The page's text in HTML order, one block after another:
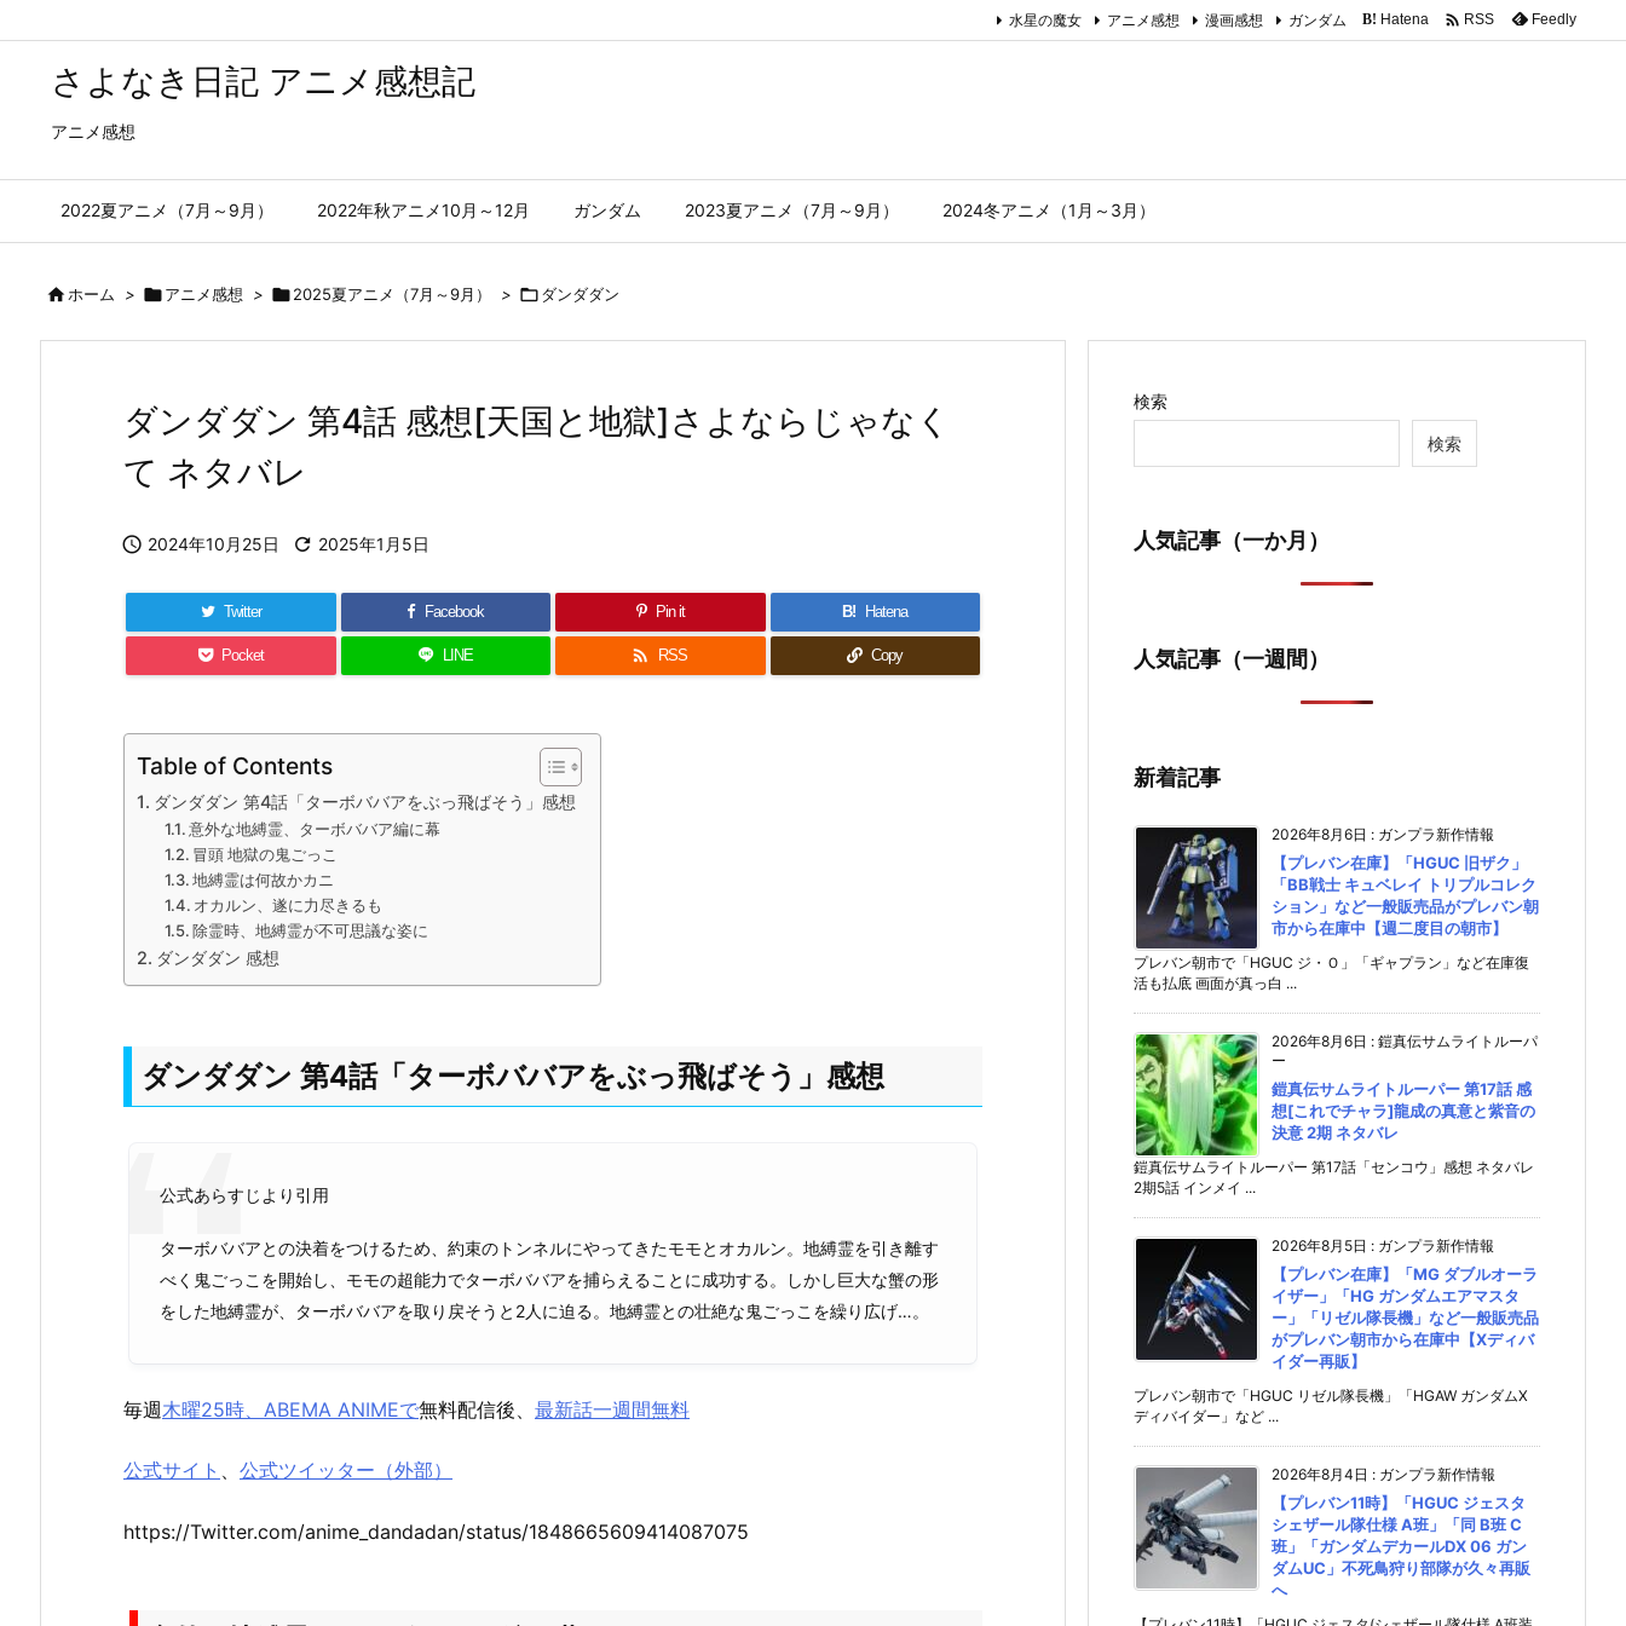
さよなき日記 アニメ感想記
アニメ感想
2022夏アニメ（7月～9月） 2022年秋アニメ10月～12月 ガンダム 2023夏アニメ（7月～9月） 2024冬アニメ（1月～3月）
水星の魔女 アニメ感想 漫画感想 ガンダム B! Hatena  RSS Feedly
ホーム > アニメ感想 > 2025夏アニメ（7月～9月） > ダンダダン
ダンダダン 第4話 感想[天国と地獄]さよならじゃなく
て ネタバレ
 2024年10月25日  2025年1月5日
Twitter Facebook Pin it B! Hatena
Pocket LINE  RSS Copy
Table of Contents
ダンダダン 第4話「ターボババアをぶっ飛ばそう」感想
意外な地縛霊、ターボババア編に幕
冒頭 地獄の鬼ごっこ
地縛霊は何故かカニ
オカルン、遂に力尽きるも
除霊時、地縛霊が不可思議な姿に
ダンダダン 感想
ダンダダン 第4話「ターボババアをぶっ飛ばそう」感想
公式あらすじより引用
ターボババアとの決着をつけるため、約束のトンネルにやってきたモモとオカルン。地縛霊を引き離す
べく鬼ごっこを開始し、モモの超能力でターボババアを捕らえることに成功する。しかし巨大な蟹の形
をした地縛霊が、ターボババアを取り戻そうと2人に迫る。地縛霊との壮絶な鬼ごっこを繰り広げ…。
毎週木曜25時、ABEMA ANIMEで無料配信後、 最新話一週間無料
公式サイト 、 公式ツイッター（外部）
https://Twitter.com/anime_dandadan/status/1848665609414087075
検索
検索
人気記事（一か月）
人気記事（一週間）
新着記事
2026年8月6日 : ガンプラ新作情報
【プレバン在庫】「HGUC 旧ザク」
「BB戦士 キュベレイ トリプルコレク
ション」など一般販売品がプレバン朝
市から在庫中【週二度目の朝市】
プレバン朝市で「HGUC ジ・Ｏ」「ギャプラン」など在庫復
活も払底 画面が真っ白 ...
2026年8月6日 : 鎧真伝サムライトルーパ
ー
鎧真伝サムライトルーパー 第17話 感
想[これでチャラ]龍成の真意と紫音の
決意 2期 ネタバレ
鎧真伝サムライトルーパー 第17話「センコウ」感想 ネタバレ
2期5話 インメイ ...
2026年8月5日 : ガンプラ新作情報
【プレバン在庫】「MG ダブルオーラ
イザー」「HG ガンダムエアマスタ
ー」「リゼル隊長機」など一般販売品
がプレバン朝市から在庫中【Xディバ
イダー再販】
プレバン朝市で「HGUC リゼル隊長機」「HGAW ガンダムX
ディバイダー」など ...
2026年8月4日 : ガンプラ新作情報
【プレバン11時】「HGUC ジェスタ
シェザール隊仕様 A班」「同 B班 C
班」「ガンダムデカールDX 06 ガン
ダムUC」不死鳥狩り部隊が久々再販
へ